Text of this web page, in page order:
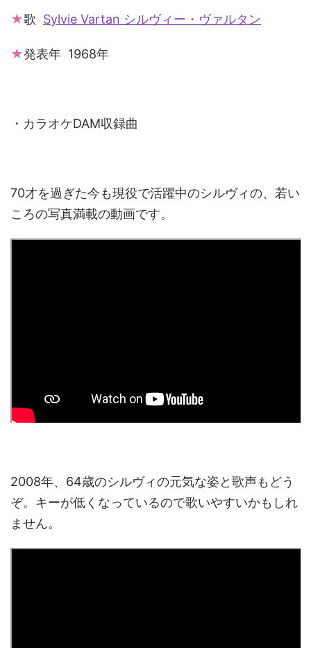
★歌 Sylvie Vartan シルヴィー・ヴァルタン
★発表年 1968年
・カラオケDAM収録曲
70才を過ぎた今も現役で活躍中のシルヴィの、若い
ころの写真満載の動画です。
2008年、64歳のシルヴィの元気な姿と歌声もどう
ぞ。キーが低くなっているので歌いやすいかもしれ
ません。